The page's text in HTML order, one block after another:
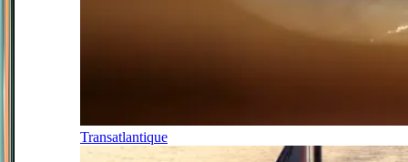
Transatlantique